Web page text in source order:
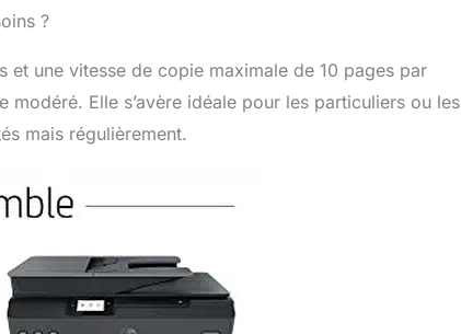
?
et une vitesse de copie maximale de 10 pages par
Elle s’avère idéale pour les particuliers ou les
mais régulièrement.